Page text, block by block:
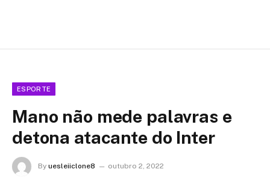
ESPORTE
Mano não mede palavras e
detona atacante do Inter
By uesleiiclone8
outubro 2, 2022